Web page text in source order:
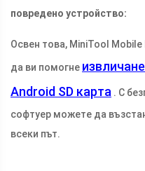
повредено устройство:
Освен това, MiniTool
да ви помогне
Android SD карта . С
софтуер можете да
всеки път.